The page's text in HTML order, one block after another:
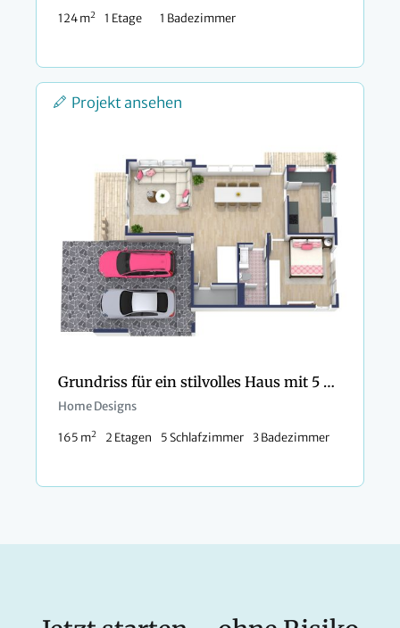
124 m2 1 Etage 1 Badezimmer
Projekt ansehen
Grundriss für ein stilvolles Haus mit 5 Schlafzimmern und rosa Details
Home Designs
165 m2 2 Etagen 5 Schlafzimmer 3 Badezimmer